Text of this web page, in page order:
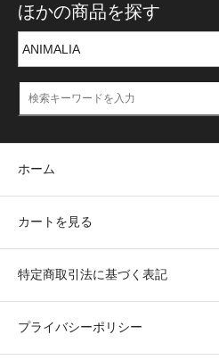
ほかの商品を探す
ホーム
カートを見る
特定商取引法に基づく表記
プライバシーポリシー